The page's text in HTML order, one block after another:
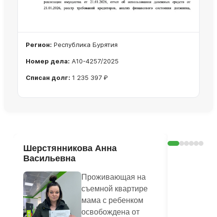
Регион: Республика Бурятия
Номер дела: А10-4257/2025
Списан долг: 1 235 397 ₽
Шерстянникова Анна
Васильевна
Проживающая на
съемной квартире
мама с ребенком
освобождена от